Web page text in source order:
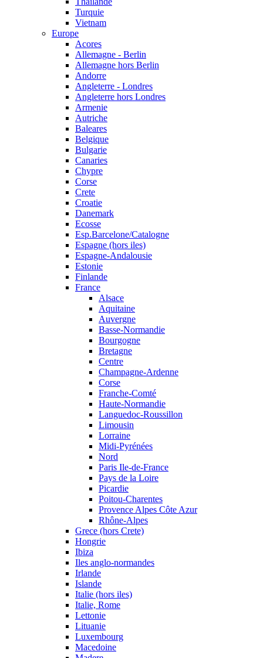
Turquie
Vietnam
Europe
Acores
Allemagne - Berlin
Allemagne hors Berlin
Andorre
Angleterre - Londres
Angleterre hors Londres
Armenie
Autriche
Baleares
Belgique
Bulgarie
Canaries
Chypre
Corse
Crete
Croatie
Danemark
Ecosse
Esp.Barcelone/Catalogne
Espagne (hors iles)
Espagne-Andalousie
Estonie
Finlande
France
Alsace
Aquitaine
Auvergne
Basse-Normandie
Bourgogne
Bretagne
Centre
Champagne-Ardenne
Corse
Franche-Comté
Haute-Normandie
Languedoc-Roussillon
Limousin
Lorraine
Midi-Pyrénées
Nord
Paris Ile-de-France
Pays de la Loire
Picardie
Poitou-Charentes
Provence Alpes Côte Azur
Rhône-Alpes
Grece (hors Crete)
Hongrie
Ibiza
Iles anglo-normandes
Irlande
Islande
Italie (hors iles)
Italie, Rome
Lettonie
Lituanie
Luxembourg
Macedoine